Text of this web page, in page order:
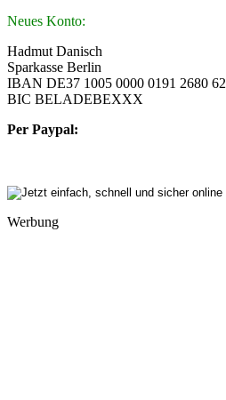
Neues Konto:
Hadmut Danisch
Sparkasse Berlin
IBAN DE37 1005 0000 0191 2680 62
BIC BELADEBEXXX
Per Paypal:
Werbung